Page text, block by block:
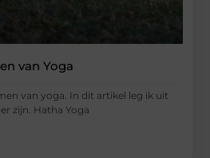
van Yoga
van yoga. In dit artikel leg ik uit
zijn. Hatha Yoga